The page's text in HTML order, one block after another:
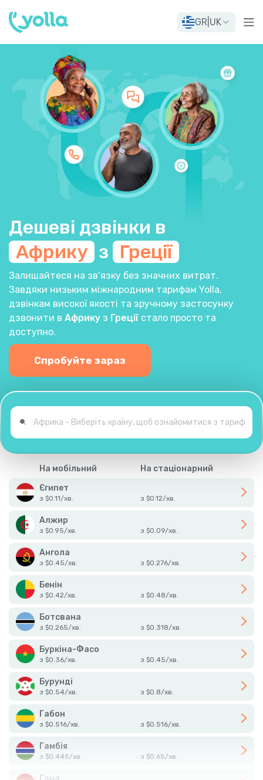
GR UK
Дешеві дзвінки в
Африку з Греції
Залишайтеся на зв’язку без значних витрат.
Завдяки низьким міжнародним тарифам Yolla,
дзвінкам високої якості та зручному застосунку
дзвонити в Африку з Греції стало просто та
доступно.
Спробуйте зараз
На мобільний
На стаціонарний
Єгипет
з $0.11/хв. з $0.12/хв.
Алжир
з $0.95/хв. з $0.09/хв.
Ангола
з $0.45/хв. з $0.276/хв.
Бенін
з $0.42/хв. з $0.48/хв.
Ботсвана
з $0.265/хв. з $0.318/хв.
Буркіна-Фасо
з $0.36/хв. з $0.45/хв.
Бурунді
з $0.54/хв. з $0.8/хв.
Габон
з $0.516/хв. з $0.516/хв.
Гамбія
з $0.445/хв. з $0.65/хв.